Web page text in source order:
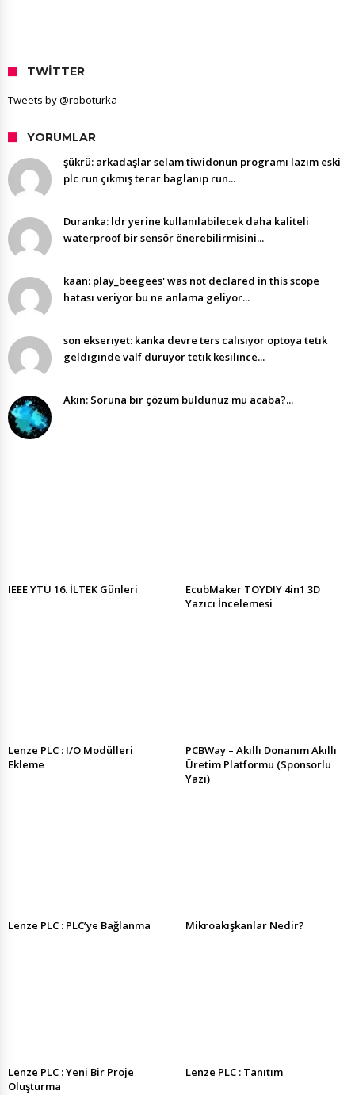
TWITTER
Tweets by @roboturka
YORUMLAR
şükrü: arkadaşlar selam tiwidonun programı lazım eski
plc run çıkmış terar baglanıp run...
Duranka: ldr yerine kullanılabilecek daha kaliteli
waterproof bir sensör önerebilirmisini...
kaan: play_beegees' was not declared in this scope
hatası veriyor bu ne anlama geliyor...
son ekserıyet: kanka devre ters calısıyor optoya tetık
geldıgınde valf duruyor tetık kesılınce...
Akın: Soruna bir çözüm buldunuz mu acaba?...
IEEE YTÜ 16. İLTEK Günleri
EcubMaker TOYDIY 4in1 3D
Yazıcı İncelemesi
Lenze PLC : I/O Modülleri
Ekleme
PCBWay – Akıllı Donanım Akıllı
Üretim Platformu (Sponsorlu
Yazı)
Lenze PLC : PLC’ye Bağlanma Mikroakışkanlar Nedir?
Lenze PLC : Yeni Bir Proje
Oluşturma
Lenze PLC : Tanıtım